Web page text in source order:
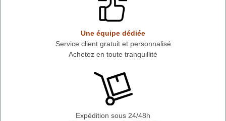
Une équipe dédiée
Service client gratuit et personnalisé
Achetez en toute tranquillité
Expédition sous 24/48h